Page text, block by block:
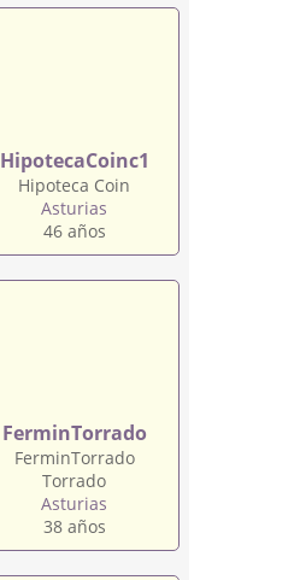
HipotecaCoinc1
Hipoteca Coin
Asturias
46 años
FerminTorrado
FerminTorrado
Torrado
Asturias
38 años